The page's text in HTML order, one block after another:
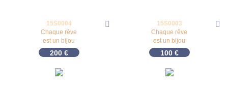
15S0004
Chaque rêve
est un bijou
200 €
15S0003
Chaque rêve
est un bijou
100 €